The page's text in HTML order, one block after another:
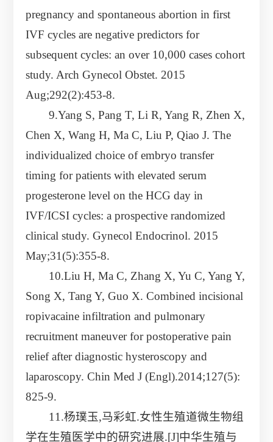
pregnancy and spontaneous abortion in first
IVF cycles are negative predictors for
subsequent cycles: an over 10,000 cases cohort
study. Arch Gynecol Obstet. 2015
Aug;292(2):453-8.
9.Yang S, Pang T, Li R, Yang R, Zhen X,
Chen X, Wang H, Ma C, Liu P, Qiao J. The
individualized choice of embryo transfer
timing for patients with elevated serum
progesterone level on the HCG day in
IVF/ICSI cycles: a prospective randomized
clinical study. Gynecol Endocrinol. 2015
May;31(5):355-8.
10.Liu H, Ma C, Zhang X, Yu C, Yang Y,
Song X, Tang Y, Guo X. Combined incisional
ropivacaine infiltration and pulmonary
recruitment maneuver for postoperative pain
relief after diagnostic hysteroscopy and
laparoscopy. Chin Med J (Engl).2014;127(5):
825-9.
11.杨璞玉,马彩虹.女性生殖道微生物组
学在生殖医学中的研究进展.[J]中华生殖与